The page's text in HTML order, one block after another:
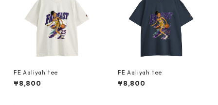
FE Aaliyah tee
¥8,800
FE Aaliyah tee
¥8,800